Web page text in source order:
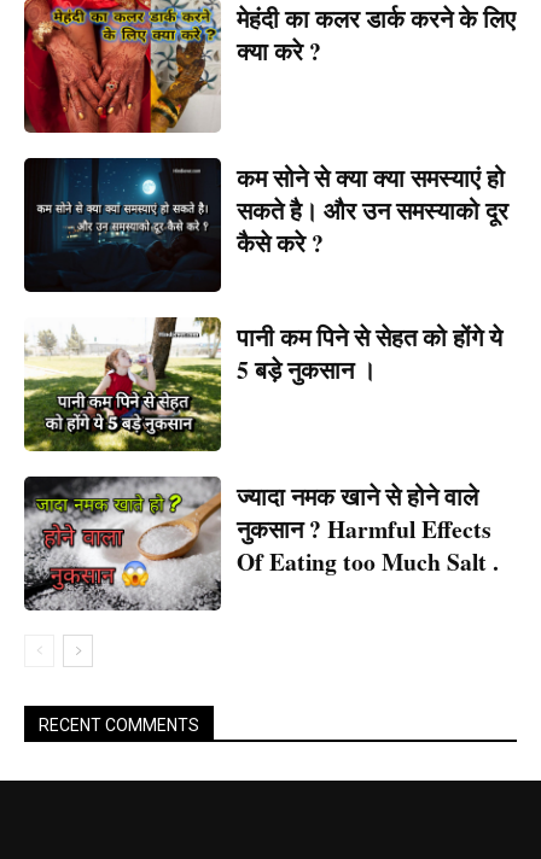
मेहंदी का कलर डार्क करने के लिए
क्या करे ?
कम सोने से क्या क्या समस्याएं हो
सकते है। और उन समस्याको दूर
कैसे करे ?
पानी कम पिने से सेहत को होंगे ये
5 बड़े नुकसान ।
ज्यादा नमक खाने से होने वाले
नुकसान ? Harmful Effects
Of Eating too Much Salt .
RECENT COMMENTS